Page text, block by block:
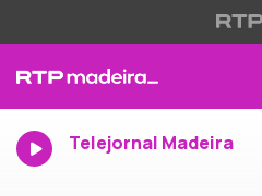
Telejornal Madeira